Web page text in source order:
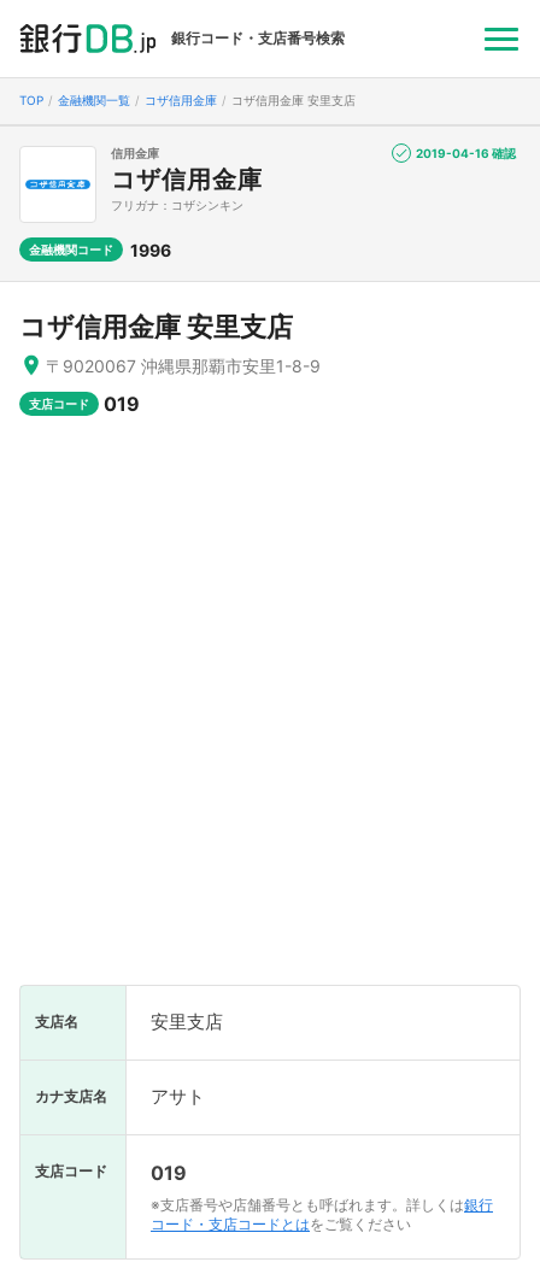
銀行コード・支店番号検索
TOP 金融機関一覧 コザ信用金庫 コザ信用金庫 安里支店
信用金庫
コザ信用金庫
フリガナ：コザシンキン
金融機関コード 1996
2019-04-16 確認
コザ信用金庫 安里支店
〒9020067 沖縄県那覇市安里1-8-9
支店コード 019
支店名 安里支店
カナ支店名 アサト
支店コード 019
※支店番号や店舗番号とも呼ばれます。詳しくは銀行
コード・支店コードとはをご覧ください